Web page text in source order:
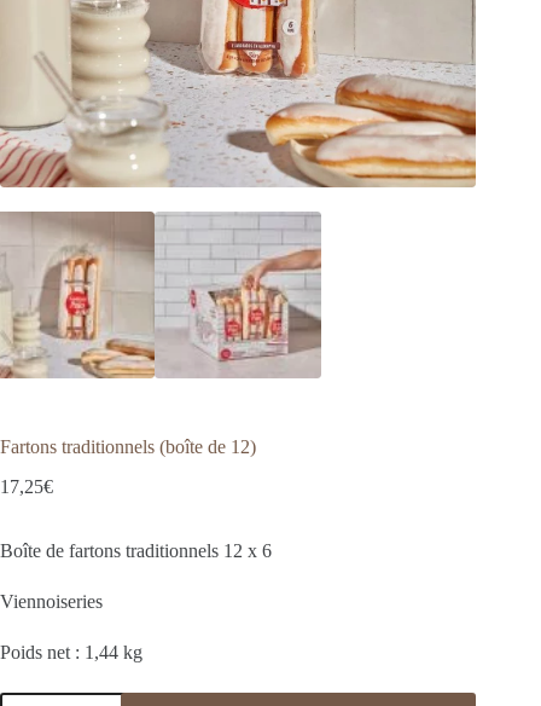
Fartons traditionnels (boîte de 12)
17,25€
Boîte de fartons traditionnels 12 x 6
Viennoiseries
Poids net : 1,44 kg
quantité